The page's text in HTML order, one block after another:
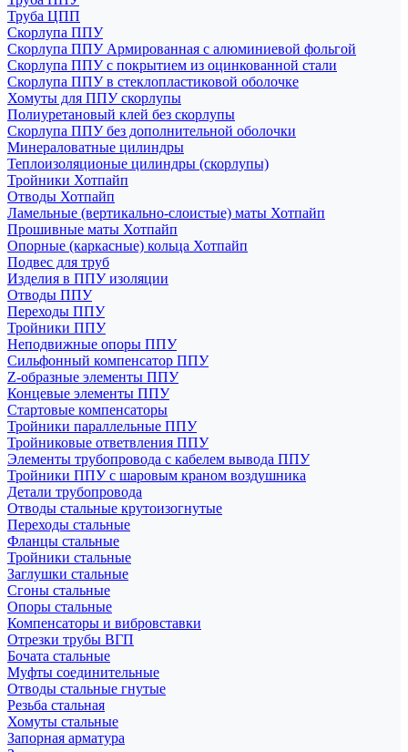
Труба ЦПП
Скорлупа ППУ
Скорлупа ППУ Армированная с алюминиевой фольгой
Скорлупа ППУ с покрытием из оцинкованной стали
Скорлупа ППУ в стеклопластиковой оболочке
Хомуты для ППУ скорлупы
Полиуретановый клей без скорлупы
Скорлупа ППУ без дополнительной оболочки
Минераловатные цилиндры
Теплоизоляционые цилиндры (скорлупы)
Тройники Хотпайп
Отводы Хотпайп
Ламельные (вертикально-слоистые) маты Хотпайп
Прошивные маты Хотпайп
Опорные (каркасные) кольца Хотпайп
Подвес для труб
Изделия в ППУ изоляции
Отводы ППУ
Переходы ППУ
Тройники ППУ
Неподвижные опоры ППУ
Cильфонный компенсатор ППУ
Z-образные элементы ППУ
Концевые элементы ППУ
Стартовые компенсаторы
Тройники параллельные ППУ
Тройниковые ответвления ППУ
Элементы трубопровода с кабелем вывода ППУ
Тройники ППУ с шаровым краном воздушника
Детали трубопровода
Отводы стальные крутоизогнутые
Переходы стальные
Фланцы стальные
Тройники стальные
Заглушки стальные
Сгоны стальные
Опоры стальные
Компенсаторы и вибровставки
Отрезки трубы ВГП
Бочата стальные
Муфты соединительные
Отводы стальные гнутые
Резьба стальная
Хомуты стальные
Запорная арматура